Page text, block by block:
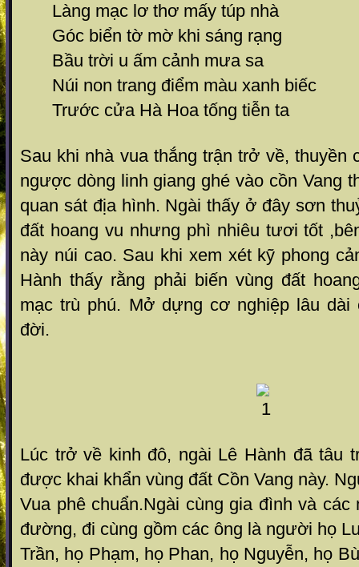
Làng mạc lơ thơ mấy túp nhà
Góc biển tờ mờ khi sáng rạng
Bầu trời u ấm cảnh mưa sa
Núi non trang điểm màu xanh biếc
Trước cửa Hà Hoa tống tiễn ta
Sau khi nhà vua thắng trận trở về, thuyền
ngược dòng linh giang ghé vào cồn Vang
quan sát địa hình. Ngài thấy ở đây sơn
đất hoang vu nhưng phì nhiêu tươi tốt
này núi cao. Sau khi xem xét kỹ phong
Hành thấy rằng phải biến vùng đất
mạc trù phú. Mở dựng cơ nghiệp lâu dài
đời.
Lúc trở về kinh đô, ngài Lê Hành đã tâu
được khai khẩn vùng đất Cồn Vang này.
Vua phê chuẩn.Ngài cùng gia đình và các
đường, đi cùng gồm các ông là người họ
Trần, họ Phạm, họ Phan, họ Nguyễn, họ